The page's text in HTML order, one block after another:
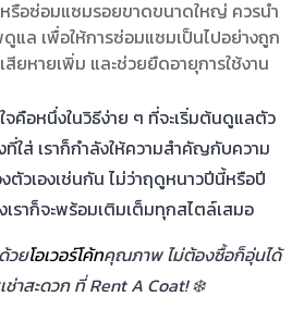
รือซ่อมแซมรอยขาดขนาดใหญ่ ควรนำ
แล เพื่อให้การซ่อมแซมเป็นไปอย่างถูก
สียหายเพิ่ม และช่วยยืดอายุการใช้งาน
จคือหนึ่งในวิธีง่าย ๆ ที่จะเริ่มต้นดูแลตัว
ที่ใส่ เราก็กำลังให้ความสำคัญกับความ
วเองเช่นกัน ไม่ว่าฤดูหนาวปีนี้หรือปี
ราก็จะพร้อมเติมเต็มทุกสไตล์เสมอ
วยโอเวอร์โค้ทคุณภาพ ไม่ต้องซื้อก็อุ่นได้
ช่าสะดวก ที่ Rent A Coat! ❄️